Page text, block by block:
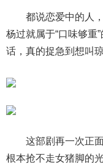
都说恋爱中的人
杨过就属于“口味够重
话，真的捉急到想叫
这部剧再一次正
根本抢不走女猪脚的光